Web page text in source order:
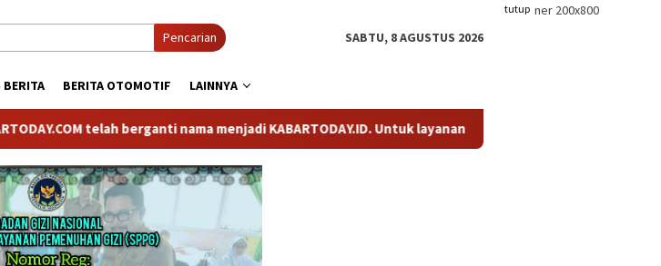
tutup
Pencarian SABTU, 8 AGUSTUS 2026
BERITA BERITA OTOMOTIF LAINNYA
telah berganti nama menjadi KABARTODAY.ID. Untuk layanan Informasi, Berita, dan Iklan, hubungi